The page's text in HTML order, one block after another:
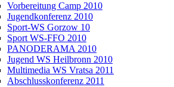
Vorbereitung Camp 2010
Jugendkonferenz 2010
Sport-WS Gorzow 10
Sport WS-FFO 2010
PANODERAMA 2010
Jugend WS Heilbronn 2010
Multimedia WS Vratsa 2011
Abschlusskonferenz 2011